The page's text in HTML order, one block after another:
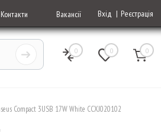
Контакти Вакансії Вхід Реєстрація
0 0 0
Compact 3USB 17W White CCXJ020102